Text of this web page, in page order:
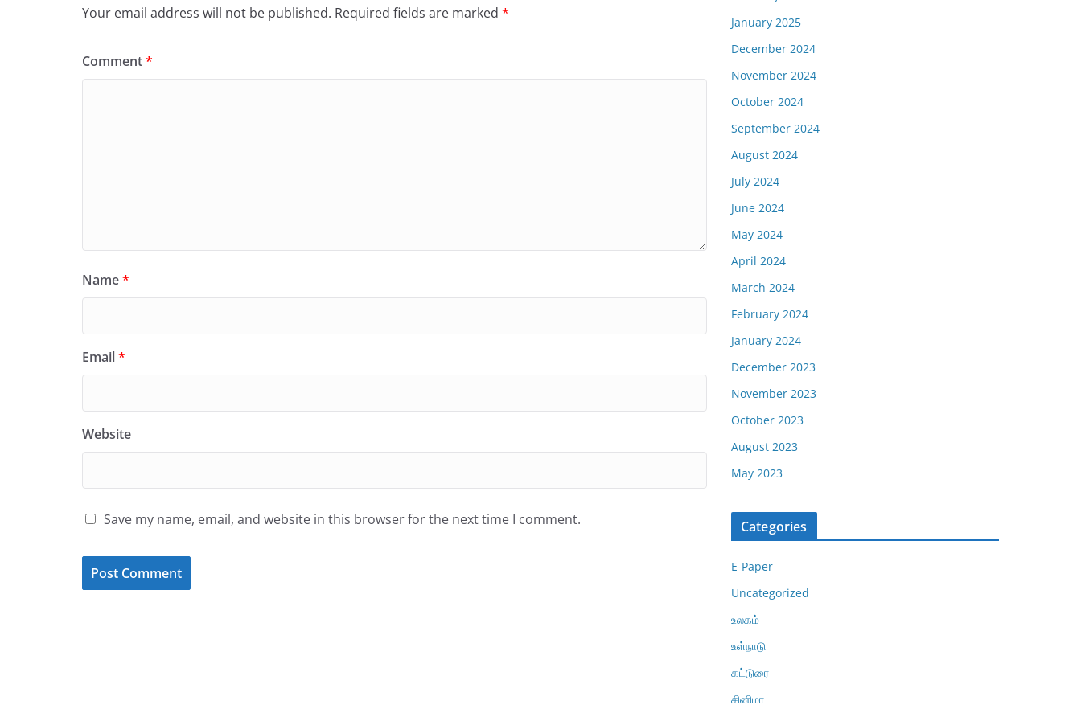
Your email address will not be published. Required fields are marked *
Comment*
Name*
Email*
Website
Save my name, email, and website in this browser for the next time I comment.
January 2025
December 2024
November 2024
October 2024
September 2024
August 2024
July 2024
June 2024
May 2024
April 2024
March 2024
February 2024
January 2024
December 2023
November 2023
October 2023
August 2023
May 2023
Categories
E-Paper
Uncategorized
உலகம்
உள்நாடு
கட்டுரை
சினிமா